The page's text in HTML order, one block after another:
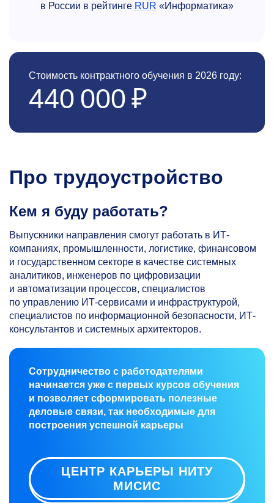
в России в рейтинге RUR «Информатика»
Стоимость контрактного обучения в 2026 году:
440 000 ₽
Про трудоустройство
Кем я буду работать?
Выпускники направления смогут работать в ИТ-
компаниях, промышленности, логистике, финансовом
и государственном секторе в качестве системных
аналитиков, инженеров по цифровизации
и автоматизации процессов, специалистов
по управлению ИТ-сервисами и инфраструктурой,
специалистов по информационной безопасности, ИТ-
консультантов и системных архитекторов.
Сотрудничество с работодателями
начинается уже с первых курсов обучения
и позволяет сформировать полезные
деловые связи, так необходимые для
построения успешной карьеры
ЦЕНТР КАРЬЕРЫ НИТУ
МИСИС